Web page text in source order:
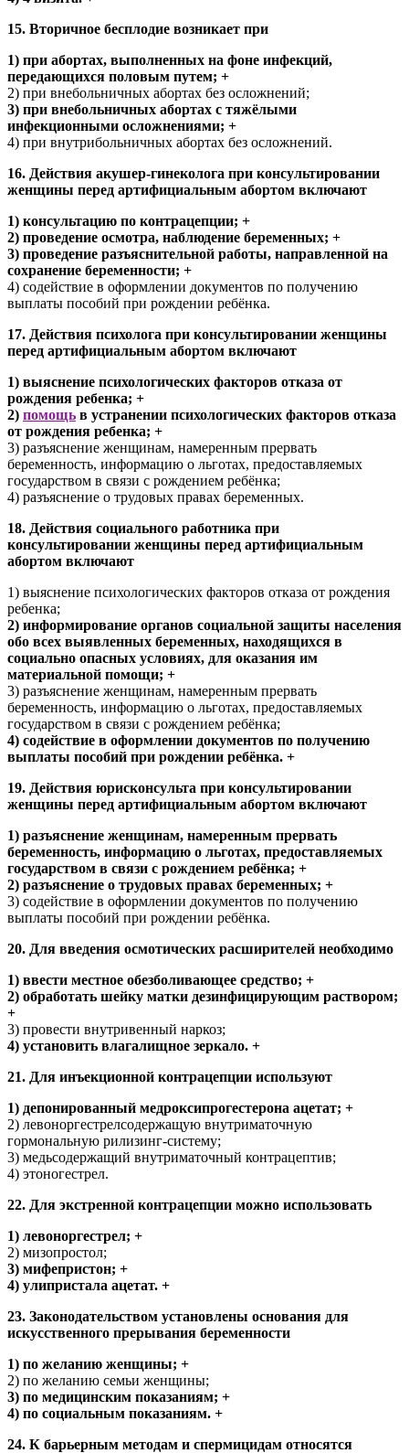
15. Вторичное бесплодие возникает при
1) при абортах, выполненных на фоне инфекций,
передающихся половым путем; +
2) при внебольничных абортах без осложнений;
3) при внебольничных абортах с тяжёлыми
инфекционными осложнениями; +
4) при внутрибольничных абортах без осложнений.
16. Действия акушер-гинеколога при консультировании
женщины перед артифициальным абортом включают
1) консультацию по контрацепции; +
2) проведение осмотра, наблюдение беременных; +
3) проведение разъяснительной работы, направленной на
сохранение беременности; +
4) содействие в оформлении документов по получению
выплаты пособий при рождении ребёнка.
17. Действия психолога при консультировании женщины
перед артифициальным абортом включают
1) выяснение психологических факторов отказа от
рождения ребенка; +
2) помощь в устранении психологических факторов отказа
от рождения ребенка; +
3) разъяснение женщинам, намеренным прервать
беременность, информацию о льготах, предоставляемых
государством в связи с рождением ребёнка;
4) разъяснение о трудовых правах беременных.
18. Действия социального работника при
консультировании женщины перед артифициальным
абортом включают
1) выяснение психологических факторов отказа от рождения
ребенка;
2) информирование органов социальной защиты населения
обо всех выявленных беременных, находящихся в
социально опасных условиях, для оказания им
материальной помощи; +
3) разъяснение женщинам, намеренным прервать
беременность, информацию о льготах, предоставляемых
государством в связи с рождением ребёнка;
4) содействие в оформлении документов по получению
выплаты пособий при рождении ребёнка. +
19. Действия юрисконсульта при консультировании
женщины перед артифициальным абортом включают
1) разъяснение женщинам, намеренным прервать
беременность, информацию о льготах, предоставляемых
государством в связи с рождением ребёнка; +
2) разъяснение о трудовых правах беременных; +
3) содействие в оформлении документов по получению
выплаты пособий при рождении ребёнка.
20. Для введения осмотических расширителей необходимо
1) ввести местное обезболивающее средство; +
2) обработать шейку матки дезинфицирующим раствором;
+
3) провести внутривенный наркоз;
4) установить влагалищное зеркало. +
21. Для инъекционной контрацепции используют
1) депонированный медроксипрогестерона ацетат; +
2) левоноргестрелсодержащую внутриматочную
гормональную рилизинг-систему;
3) медьсодержащий внутриматочный контрацептив;
4) этоногестрел.
22. Для экстренной контрацепции можно использовать
1) левоноргестрел; +
2) мизопростол;
3) мифепристон; +
4) улипристала ацетат. +
23. Законодательством установлены основания для
искусственного пре­рывания беременности
1) по желанию женщины; +
2) по желанию семьи женщины;
3) по медицинским показаниям; +
4) по социальным показаниям. +
24. К барьерным методам и спермицидам относятся